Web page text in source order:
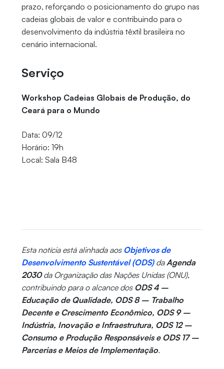
prazo, reforçando o posicionamento do grupo nas
cadeias globais de valor e contribuindo para o
desenvolvimento da indústria têxtil brasileira no
cenário internacional.
Serviço
Workshop Cadeias Globais de Produção, do
Ceará para o Mundo
Data: 09/12
Horário: 19h
Local: Sala B48
Esta notícia está alinhada aos Objetivos de
Desenvolvimento Sustentável (ODS)daAgenda
2030da Organização das Nações Unidas (ONU),
contribuindo para o alcance dos ODS 4 –
Educação de Qualidade, ODS 8 – Trabalho
Decente e Crescimento Econômico, ODS 9 –
Indústria, Inovação e Infraestrutura, ODS 12 –
Consumo e Produção Responsáveis e ODS 17 –
Parcerias e Meios de Implementação.